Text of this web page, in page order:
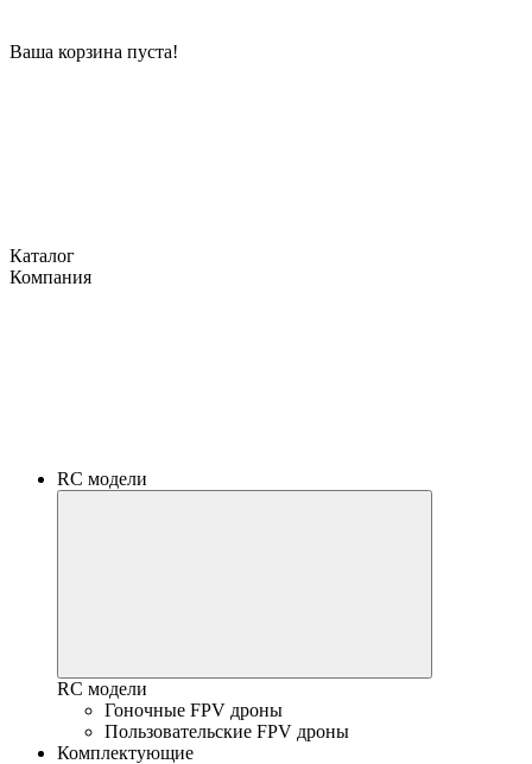
Ваша корзина пуста!
Каталог
Компания
RC модели
RC модели
Гоночные FPV дроны
Пользовательские FPV дроны
Комплектующие